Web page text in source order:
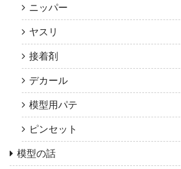
ニッパー
ヤスリ
接着剤
デカール
模型用パテ
ピンセット
模型の話